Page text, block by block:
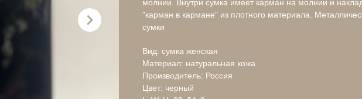
молнии. Внутри сумка имеет карман на молнии и
"карман в кармане" из плотного материала.
сумки
Вид: сумка женская
Материал: натуральная кожа
Производитель: Россия
Цвет: черный